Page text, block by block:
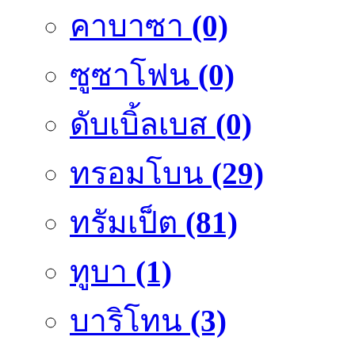
คาบาซา (0)
ซูซาโฟน (0)
ดับเบิ้ลเบส (0)
ทรอมโบน (29)
ทรัมเป็ต (81)
ทูบา (1)
บาริโทน (3)